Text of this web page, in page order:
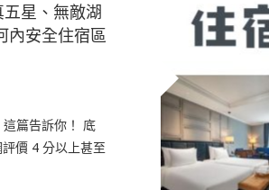
五星、無敵湖
內安全住宿區
篇告訴你！ 底
價 4 分以上甚至